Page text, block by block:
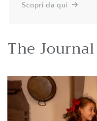
Scopri da qui
The Journal